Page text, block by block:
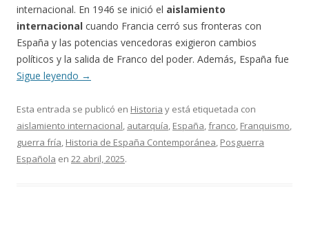
internacional. En 1946 se inició el aislamiento
internacional cuando Francia cerró sus fronteras con
España y las potencias vencedoras exigieron cambios
políticos y la salida de Franco del poder. Además, España fue
Sigue leyendo →
Esta entrada se publicó en Historia y está etiquetada con
aislamiento internacional, autarquía, España,franco, Franquismo,
guerra fría, Historia de España Contemporánea, Posguerra
Española en 22 abril, 2025.